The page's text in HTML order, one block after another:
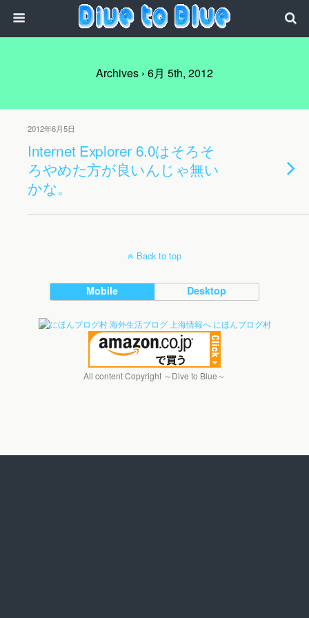
Archives › 6月 5th, 2012
2012年6月5日
Internet Explorer 6.0はそろそ
ろやめた方が良いんじゃ無い
かな。
Back to top
Mobile Desktop
にほんブログ村
All content Copyright ～Dive to Blue～